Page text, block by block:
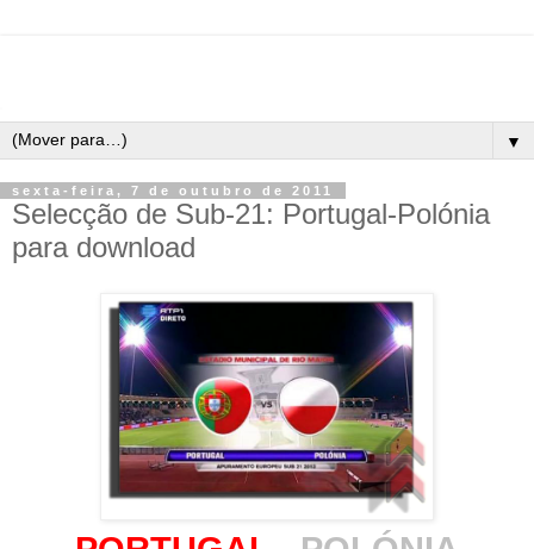
▼
sexta-feira, 7 de outubro de 2011
Selecção de Sub-21: Portugal-Polónia
para download